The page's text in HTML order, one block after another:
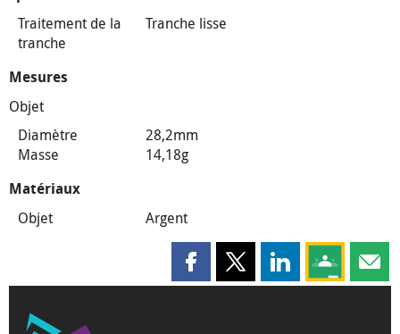
Traitement de la
tranche
Tranche lisse
Mesures
Objet
Diamètre
28,2mm
Masse
14,18g
Matériaux
Objet Argent
Partager cette page sur
Partager cette page sur X
Partager cette
Partagez